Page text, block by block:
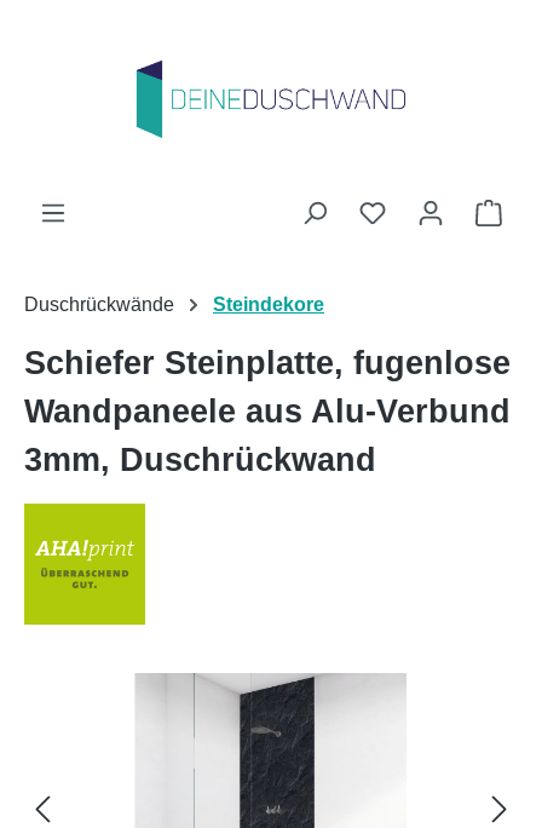
Du hast 0
Duschrückwände Steindekore
Schiefer Steinplatte, fugenlose
Wandpaneele aus Alu-Verbund
3mm, Duschrückwand